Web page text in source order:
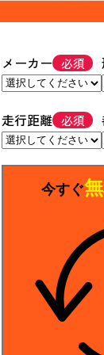
メーカー
走行距離
今すぐ